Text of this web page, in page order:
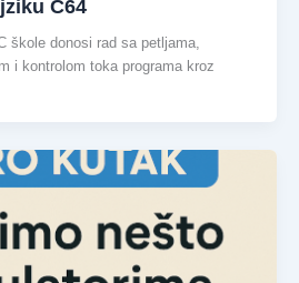
C64
škole donosi rad sa petljama,
i kontrolom toka programa kroz